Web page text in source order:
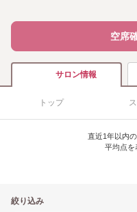
空席
サロン情報
トップ
直近1年以内
平均点を
絞り込み